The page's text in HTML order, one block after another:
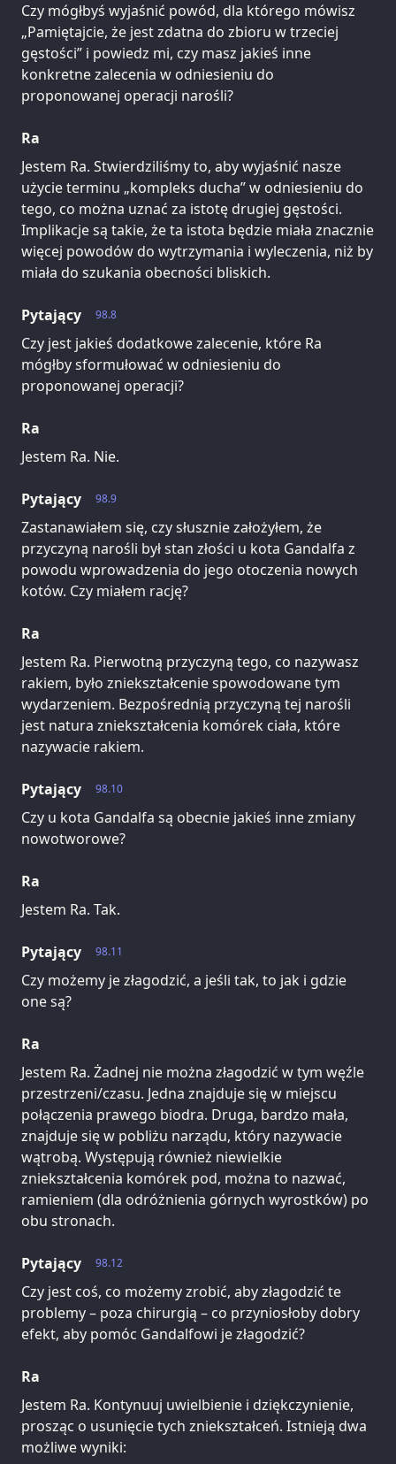
Czy mógłbyś wyjaśnić powód, dla którego mówisz
„Pamiętajcie, że jest zdatna do zbioru w trzeciej
gęstości” i powiedz mi, czy masz jakieś inne
konkretne zalecenia w odniesieniu do
proponowanej operacji narośli?
Ra
Jestem Ra. Stwierdziliśmy to, aby wyjaśnić nasze
użycie terminu „kompleks ducha” w odniesieniu do
tego, co można uznać za istotę drugiej gęstości.
Implikacje są takie, że ta istota będzie miała znacznie
więcej powodów do wytrzymania i wyleczenia, niż by
miała do szukania obecności bliskich.
98.8
Pytający
Czy jest jakieś dodatkowe zalecenie, które Ra
mógłby sformułować w odniesieniu do
proponowanej operacji?
Ra
Jestem Ra. Nie.
98.9
Pytający
Zastanawiałem się, czy słusznie założyłem, że
przyczyną narośli był stan złości u kota Gandalfa z
powodu wprowadzenia do jego otoczenia nowych
kotów. Czy miałem rację?
Ra
Jestem Ra. Pierwotną przyczyną tego, co nazywasz
rakiem, było zniekształcenie spowodowane tym
wydarzeniem. Bezpośrednią przyczyną tej narośli
jest natura zniekształcenia komórek ciała, które
nazywacie rakiem.
98.10
Pytający
Czy u kota Gandalfa są obecnie jakieś inne zmiany
nowotworowe?
Ra
Jestem Ra. Tak.
98.11
Pytający
Czy możemy je złagodzić, a jeśli tak, to jak i gdzie
one są?
Ra
Jestem Ra. Żadnej nie można złagodzić w tym węźle
przestrzeni/czasu. Jedna znajduje się w miejscu
połączenia prawego biodra. Druga, bardzo mała,
znajduje się w pobliżu narządu, który nazywacie
wątrobą. Występują również niewielkie
zniekształcenia komórek pod, można to nazwać,
ramieniem (dla odróżnienia górnych wyrostków) po
obu stronach.
98.12
Pytający
Czy jest coś, co możemy zrobić, aby złagodzić te
problemy – poza chirurgią – co przyniosłoby dobry
efekt, aby pomóc Gandalfowi je złagodzić?
Ra
Jestem Ra. Kontynuuj uwielbienie i dziękczynienie,
prosząc o usunięcie tych zniekształceń. Istnieją dwa
możliwe wyniki: